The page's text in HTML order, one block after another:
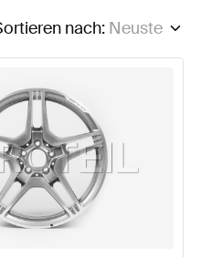
nach: Neuste
Modellpflege Tuning